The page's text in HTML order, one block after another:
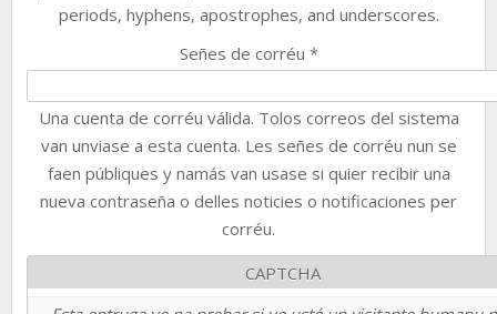
periods, hyphens, apostrophes, and underscores.
Señes de corréu *
Una cuenta de corréu válida. Tolos correos del sistema
van unviase a esta cuenta. Les señes de corréu nun se
faen públiques y namás van usase si quier recibir una
nueva contraseña o delles noticies o notificaciones per
corréu.
CAPTCHA